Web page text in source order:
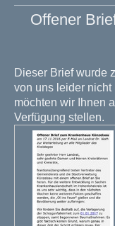
Offener
Dieser Brief wurde
von uns leider nicht
möchten wir Ihnen
Verfügung stellen.